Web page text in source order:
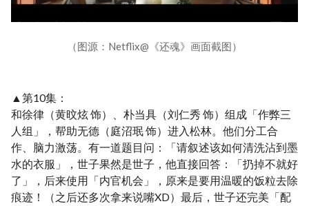
（图源：Netflix@《还魂》画面截图）
▲第10集：
和徐律（黄旼炫 饰）、朴当具（刘仁秀 饰）组成「作弊三
人组」，帮助无德（庭沼珉 饰）进入松林。他们分工合
作、脑力激荡。有一道题目问：「请叙述该如何清洗沾到墨
水的衣服」，世子果然是世子，他直接回答：「扔掉不就好
了」，后来使用「内官机会」，原来是要用温暖的饭粒去除
痕迹！（之后还多次拿来说嘴XD）最后，世子还完美「配